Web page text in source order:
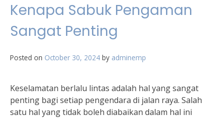
Kenapa Sabuk Pengaman
Sangat Penting
Posted on October 30, 2024 by adminemp
Keselamatan berlalu lintas adalah hal yang sangat
penting bagi setiap pengendara di jalan raya. Salah
satu hal yang tidak boleh diabaikan dalam hal ini